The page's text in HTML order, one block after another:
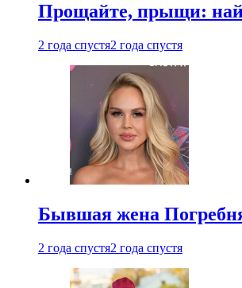
Прощайте, прыщи:
2 года спустя2 года спустя
Бывшая жена
2 года спустя2 года спустя